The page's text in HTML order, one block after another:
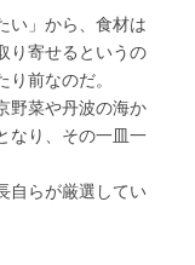
い」から、食材は
り寄せるというの
前なのだ。
野菜や丹波の海か
なり、その一皿一
自らが厳選してい